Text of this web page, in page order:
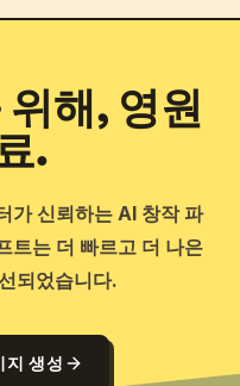
해, 영원
.
가 신뢰하는 AI 창작 파
트는 더 빠르고 더 나은
되었습니다.
생성